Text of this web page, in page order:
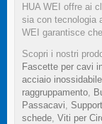
HUA WEI offre ai
sia con tecnologia
WEI garantisce
Scopri i nostri
Fascette per cavi
acciaio inossidabile
raggruppamento
Passacavi
schede Viti per